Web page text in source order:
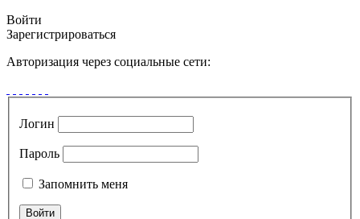
Войти
Зарегистрироваться
Авторизация через социальные сети:
Логин
Пароль
Запомнить меня